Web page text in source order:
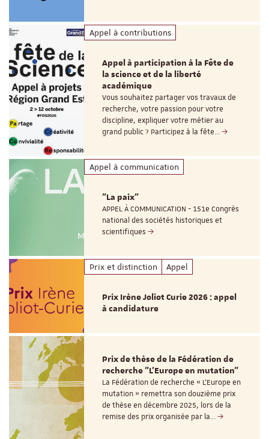
Appel à contributions
Appel à participation à la Fête de
la science et de la liberté
académique
Vous souhaitez partager vos travaux de
recherche, votre passion pour votre
discipline, expliquer votre métier au
grand public ? Participez à la fête…
Appel à communication
"La paix"
APPEL À COMMUNICATION - 151e Congrès
national des sociétés historiques et
scientifiques
Prix et distinction Appel
Prix Irène Joliot Curie 2026 : appel
à candidature
Prix de thèse de la Fédération de
recherche "L’Europe en mutation"
La Fédération de recherche « L’Europe en
mutation » remettra son douzième prix
de thèse en décembre 2025, lors de la
remise des prix organisée par la…